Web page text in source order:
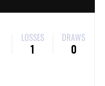
LOSSES
1
DRAWS
0